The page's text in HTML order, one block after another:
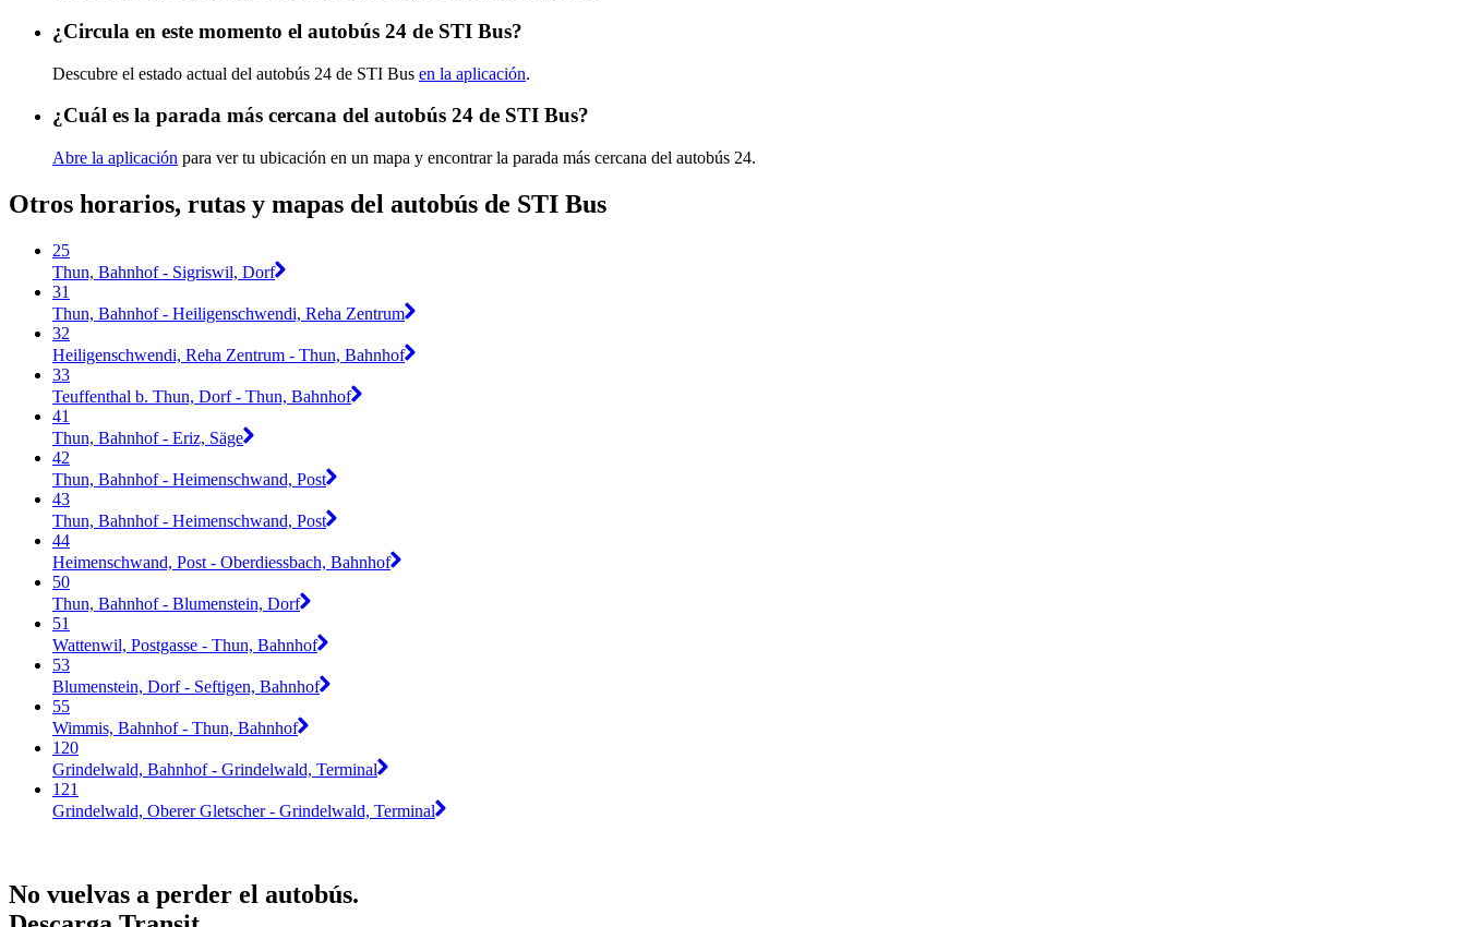
¿Circula en este momento el autobús 24 de STI Bus?
Descubre el estado actual del autobús 24 de STI Bus en la aplicación.
¿Cuál es la parada más cercana del autobús 24 de STI Bus?
Abre la aplicación para ver tu ubicación en un mapa y encontrar la parada más cercana del autobús 24.
Otros horarios, rutas y mapas del autobús de STI Bus
25
Thun, Bahnhof - Sigriswil, Dorf
31
Thun, Bahnhof - Heiligenschwendi, Reha Zentrum
32
Heiligenschwendi, Reha Zentrum - Thun, Bahnhof
33
Teuffenthal b. Thun, Dorf - Thun, Bahnhof
41
Thun, Bahnhof - Eriz, Säge
42
Thun, Bahnhof - Heimenschwand, Post
43
Thun, Bahnhof - Heimenschwand, Post
44
Heimenschwand, Post - Oberdiessbach, Bahnhof
50
Thun, Bahnhof - Blumenstein, Dorf
51
Wattenwil, Postgasse - Thun, Bahnhof
53
Blumenstein, Dorf - Seftigen, Bahnhof
55
Wimmis, Bahnhof - Thun, Bahnhof
120
Grindelwald, Bahnhof - Grindelwald, Terminal
121
Grindelwald, Oberer Gletscher - Grindelwald, Terminal
No vuelvas a perder el autobús.